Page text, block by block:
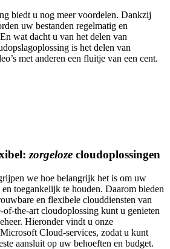
biedt u nog meer voordelen. Dankzij
uw bestanden regelmatig en
wat dacht u van het delen van
is het delen van
met anderen een fluitje van een cent.
zorgeloze cloudoplossingen
we hoe belangrijk het is om uw
toegankelijk te houden. Daarom bieden
en flexibele clouddiensten van
the-art cloudoplossing kunt u genieten
Hieronder vindt u onze
Cloud-services, zodat u kunt
aansluit op uw behoeften en budget.